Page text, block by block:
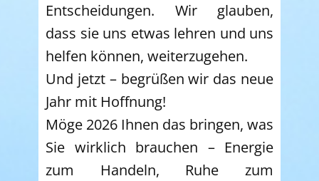
Entscheidungen. Wir glauben,
dass sie uns etwas lehren und uns
helfen können, weiterzugehen.
Und jetzt – begrüßen wir das neue
Jahr mit Hoffnung!
Möge 2026 Ihnen das bringen, was
Sie wirklich brauchen – Energie
zum Handeln, Ruhe zum